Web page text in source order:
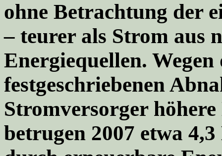
ohne Betrachtung der
– teurer als Strom aus
Energiequellen.
festgeschriebenen
Stromversorger höhere
betrugen 2007 etwa